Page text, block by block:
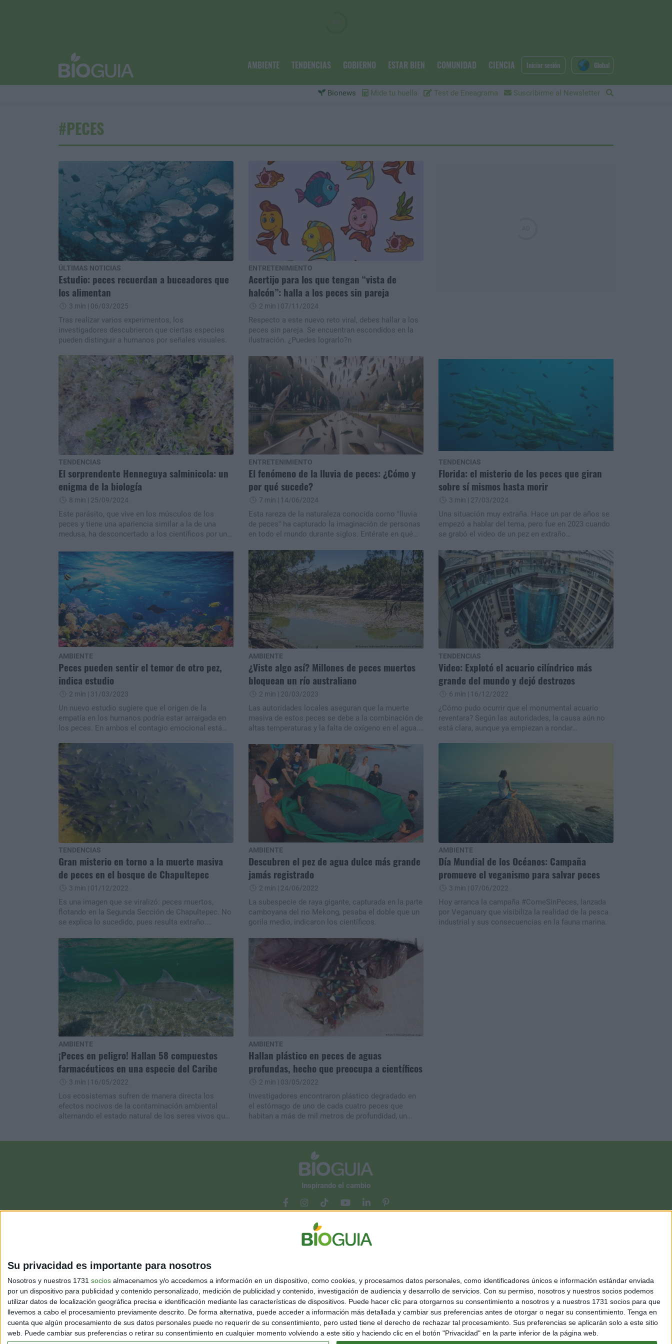
Su privacidad es importante para nosotros
Nosotros y nuestros 1731 socios almacenamos y/o accedemos a información en un dispositivo, como cookies, y procesamos datos personales, como identificadores únicos e información estándar enviada
por un dispositivo para publicidad y contenido personalizado, medición de publicidad y contenido, investigación de audiencia y desarrollo de servicios. Con su permiso, nosotros y nuestros socios podemos
utilizar datos de localización geográfica precisa e identificación mediante las características de dispositivos. Puede hacer clic para otorgarnos su consentimiento a nosotros y a nuestros 1731 socios para que
llevemos a cabo el procesamiento previamente descrito. De forma alternativa, puede acceder a información más detallada y cambiar sus preferencias antes de otorgar o negar su consentimiento. Tenga en
cuenta que algún procesamiento de sus datos personales puede no requerir de su consentimiento, pero usted tiene el derecho de rechazar tal procesamiento. Sus preferencias se aplicarán solo a este sitio
web. Puede cambiar sus preferencias o retirar su consentimiento en cualquier momento volviendo a este sitio y haciendo clic en el botón "Privacidad" en la parte inferior de la página web.
AMBIENTE TENDENCIAS GOBIERNO ESTAR BIEN COMUNIDAD CIENCIA
Bionews Mide tu huella Test de Eneagrama Suscribirme al Newsletter
Iniciar sesión Global
#PECES
ÚLTIMAS NOTICIAS
Estudio: peces recuerdan a buceadores que
los alimentan
3 min | 06/03/2025
Tras realizar varios experimentos, los
investigadores descubrieron que ciertas especies
pueden distinguir a humanos por señales visuales.
ENTRETENIMIENTO
Acertijo para los que tengan “vista de
halcón”: halla a los peces sin pareja
2 min | 07/11/2024
Respecto a este nuevo reto viral, debes hallar a los
peces sin pareja. Se encuentran escondidos en la
ilustración. ¿Puedes lograrlo?n
TENDENCIAS
El sorprendente Henneguya salminicola: un
enigma de la biología
8 min | 25/09/2024
Este parásito, que vive en los músculos de los
peces y tiene una apariencia similar a la de una
medusa, ha desconcertado a los científicos por una
ENTRETENIMIENTO
El fenómeno de la lluvia de peces: ¿Cómo y
por qué sucede?
7 min | 14/06/2024
Esta rareza de la naturaleza conocida como "lluvia
de peces" ha capturado la imaginación de personas
en todo el mundo durante siglos. Entérate en qué
TENDENCIAS
Florida: el misterio de los peces que giran
sobre sí mismos hasta morir
3 min | 27/03/2024
Una situación muy extraña. Hace un par de años se
empezó a hablar del tema, pero fue en 2023 cuando
se grabó el video de un pez en extraño
quedar inerte.
AMBIENTE
Peces pueden sentir el temor de otro pez,
indica estudio
2 min | 31/03/2023
Un nuevo estudio sugiere que el origen de la
empatía en los humanos podría estar arraigada en
los peces. En ambos el contagio emocional está
cerebro equivalentes.
AMBIENTE
¿Viste algo así? Millones de peces muertos
bloquean un río australiano
2 min | 20/03/2023
Las autoridades locales aseguran que la muerte
masiva de estos peces se debe a la combinación de
altas temperaturas y la falta de oxígeno en el agua.
zona remota.
TENDENCIAS
Video: Explotó el acuario cilíndrico más
grande del mundo y dejó destrozos
6 min | 16/12/2022
¿Cómo pudo ocurrir que el monumental acuario
reventara? Según las autoridades, la causa aún no
está clara, aunque ya empiezan a rondar
TENDENCIAS
Gran misterio en torno a la muerte masiva
de peces en el bosque de Chapultepec
3 min | 01/12/2022
Es una imagen que se viralizó: peces muertos,
flotando en la Segunda Sección de Chapultepec. No
se explica lo sucedido, pues resulta extraño.
particular.
AMBIENTE
Descubren el pez de agua dulce más grande
jamás registrado
2 min | 24/06/2022
La subespecie de raya gigante, capturada en la parte
camboyana del rio Mekong, pesaba el doble que un
gorila medio, indicaron los científicos.
AMBIENTE
Día Mundial de los Océanos: Campaña
promueve el veganismo para salvar peces
3 min | 07/06/2022
Hoy arranca la campaña #ComeSinPeces, lanzada
por Veganuary que visibiliza la realidad de la pesca
industrial y sus consecuencias en la fauna marina.
AMBIENTE
¡Peces en peligro! Hallan 58 compuestos
farmacéuticos en una especie del Caribe
3 min | 16/05/2022
Los ecosistemas sufren de manera directa los
efectos nocivos de la contaminación ambiental
alternando el estado natural de los seres vivos que
AMBIENTE
Hallan plástico en peces de aguas
profundas, hecho que preocupa a científicos
2 min | 03/05/2022
Investigadores encontraron plástico degradado en
el estómago de uno de cada cuatro peces que
habitan a más de mil metros de profundidad, un
Inspirando el cambio
Contacto
Acerca de nosotros
Política de cookies Política de privacidad Configurar privacidad
©Bioguia 2026. Todos los derechos reservados